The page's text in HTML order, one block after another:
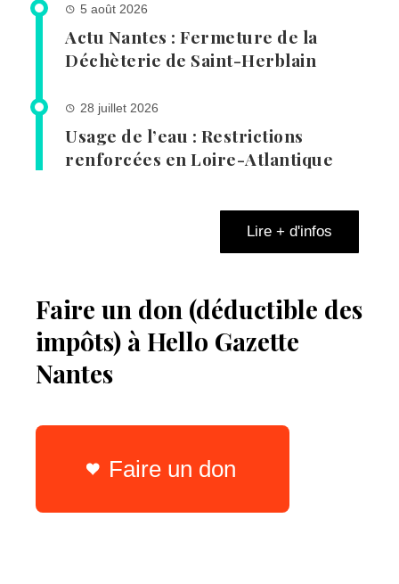
5 août 2026
Actu Nantes : Fermeture de la
Déchèterie de Saint-Herblain
28 juillet 2026
Usage de l’eau : Restrictions
renforcées en Loire-Atlantique
Lire + d'infos
Faire un don (déductible des
impôts) à Hello Gazette
Nantes
Faire un don